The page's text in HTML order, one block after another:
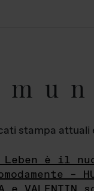
stampa attuali
Leben è il
–